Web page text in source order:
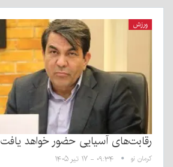
ورزش
رقابت‌های آسیایی حضور خواهد یافت
کرمان نو ۰۹:۳۴ - ۱۷ تیر ۱۴۰۵